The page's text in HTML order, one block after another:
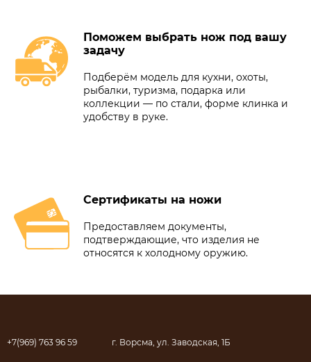
Поможем выбрать нож под вашу
задачу
Подберём модель для кухни, охоты,
рыбалки, туризма, подарка или
коллекции — по стали, форме клинка и
удобству в руке.
Сертификаты на ножи
Предоставляем документы,
подтверждающие, что изделия не
относятся к холодному оружию.
+7(969) 763 96 59 г. Ворсма, ул. Заводская, 1Б